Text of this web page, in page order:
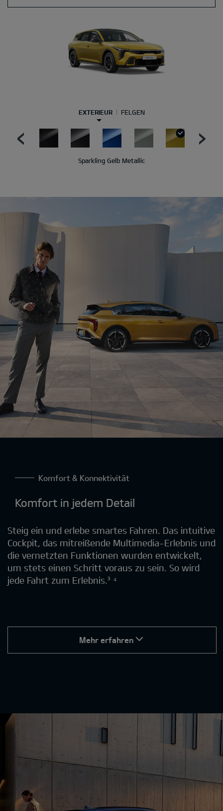
EXTERIEUR FELGEN
Sparkling Gelb Metallic
Komfort & Konnektivität
Komfort in jedem Detail
Steig ein und erlebe smartes Fahren. Das intuitive
Cockpit, das mitreißende Multimedia-Erlebnis und
die vernetzten Funktionen wurden entwickelt,
um stets einen Schritt voraus zu sein. So wird
jede Fahrt zum Erlebnis.³ ⁴
Mehr erfahren